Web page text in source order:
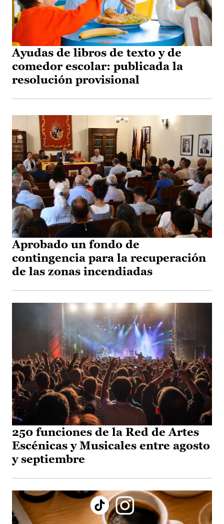
Ayudas de libros de texto y de
comedor escolar: publicada la
resolución provisional
Aprobado un fondo de
contingencia para la recuperación
de las zonas incendiadas
250 funciones de la Red de Artes
Escénicas y Musicales entre agosto
y septiembre